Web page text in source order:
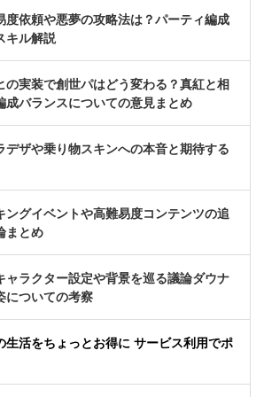
度依頼や悪夢の攻略法は？パーティ編成
キル解説
の実装で創世パはどう変わる？真紅と相
成バランスについての意見まとめ
デザや乗り物スキンへの本音と期待する
ングイベントや高難易度コンテンツの追
まとめ
ャラクター設定や背景を巡る議論ダウナ
についての考察
生活をちょっとお得に サービス利用でポ